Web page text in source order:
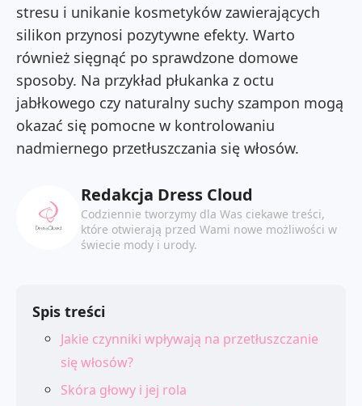
stresu i unikanie kosmetyków zawierających
silikon przynosi pozytywne efekty. Warto
również sięgnąć po sprawdzone domowe
sposoby. Na przykład płukanka z octu
jabłkowego czy naturalny suchy szampon mogą
okazać się pomocne w kontrolowaniu
nadmiernego przetłuszczania się włosów.
Redakcja Dress Cloud
Codziennie tworzymy dla Was ciekawe treści,
które otwierają przed Wami nowe możliwości w
świecie mody i urody.
Spis treści
Jakie czynniki wpływają na przetłuszczanie
się włosów?
Skóra głowy i jej rola